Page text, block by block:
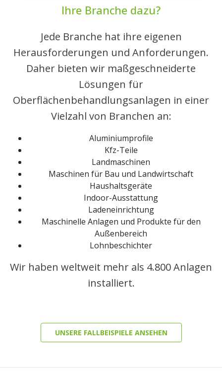
Ihre Branche dazu?
Jede Branche hat ihre eigenen
Herausforderungen und Anforderungen.
Daher bieten wir maßgeschneiderte
Lösungen für
Oberflächenbehandlungsanlagen in einer
Vielzahl von Branchen an:
Aluminiumprofile
Kfz-Teile
Landmaschinen
Maschinen für Bau und Landwirtschaft
Haushaltsgeräte
Indoor-Ausstattung
Ladeneinrichtung
Maschinelle Anlagen und Produkte für den
Außenbereich
Lohnbeschichter
Wir haben weltweit mehr als 4.800 Anlagen
installiert.
UNSERE FALLBEISPIELE ANSEHEN